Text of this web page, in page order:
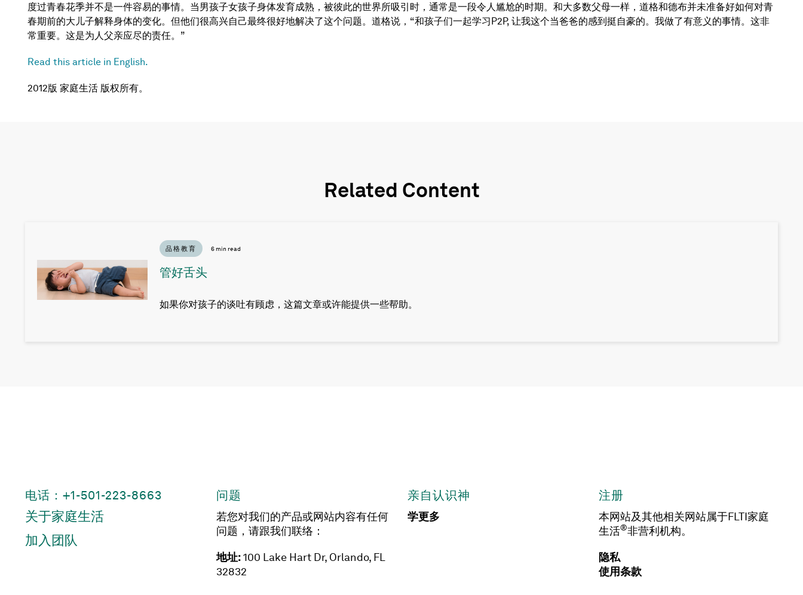
度过青春花季并不是一件容易的事情。当男孩子女孩子身体发育成熟，被彼此的世界所吸引时，通常是一段令人尴尬的时期。和大多数父母一样，道格和德布并未准备好如何对青
春期前的大儿子解释身体的变化。但他们很高兴自己最终很好地解决了这个问题。道格说，“和孩子们一起学习P2P, 让我这个当爸爸的感到挺自豪的。我做了有意义的事情。这非
常重要。这是为人父亲应尽的责任。”
Read this article in English.
2012版 家庭生活 版权所有。
Related Content
品格教育 6 min read
管好舌头
如果你对孩子的谈吐有顾虑，这篇文章或许能提供一些帮助。
电话：+1-501-223-8663
关于家庭生活
加入团队
问题
若您对我们的产品或网站内容有任何
问题，请跟我们联络：
地址:100 Lake Hart Dr, Orlando, FL
32832
亲自认识神
学更多
注册
本网站及其他相关网站属于FLTI家庭
生活®非营利机构。
隐私
使用条款